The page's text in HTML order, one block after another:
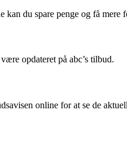
du spare penge og få mere
opdateret på abc’s tilbud.
online for at se de